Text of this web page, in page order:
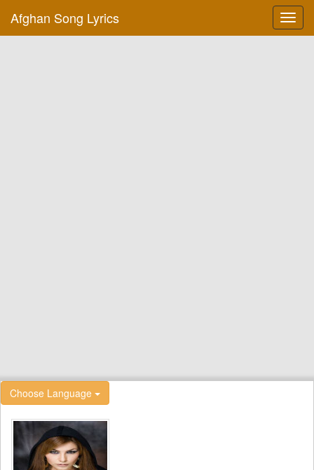
Afghan Song Lyrics
Choose Language